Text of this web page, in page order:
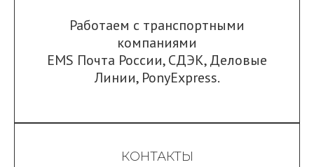
Работаем с транспортными
компаниями
EMS Почта России,СДЭК,Деловые
Линии, PonyExpress.
КОНТАКТЫ